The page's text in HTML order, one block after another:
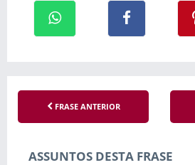
FRASE ANTERIOR
ASSUNTOS DESTA FRASE